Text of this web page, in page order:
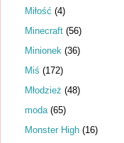
Miłość (4)
Minecraft (56)
Minionek (36)
Miś (172)
Młodzież (48)
moda (65)
Monster High (16)